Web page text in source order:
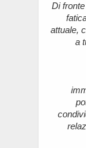
Di
attuale,
a